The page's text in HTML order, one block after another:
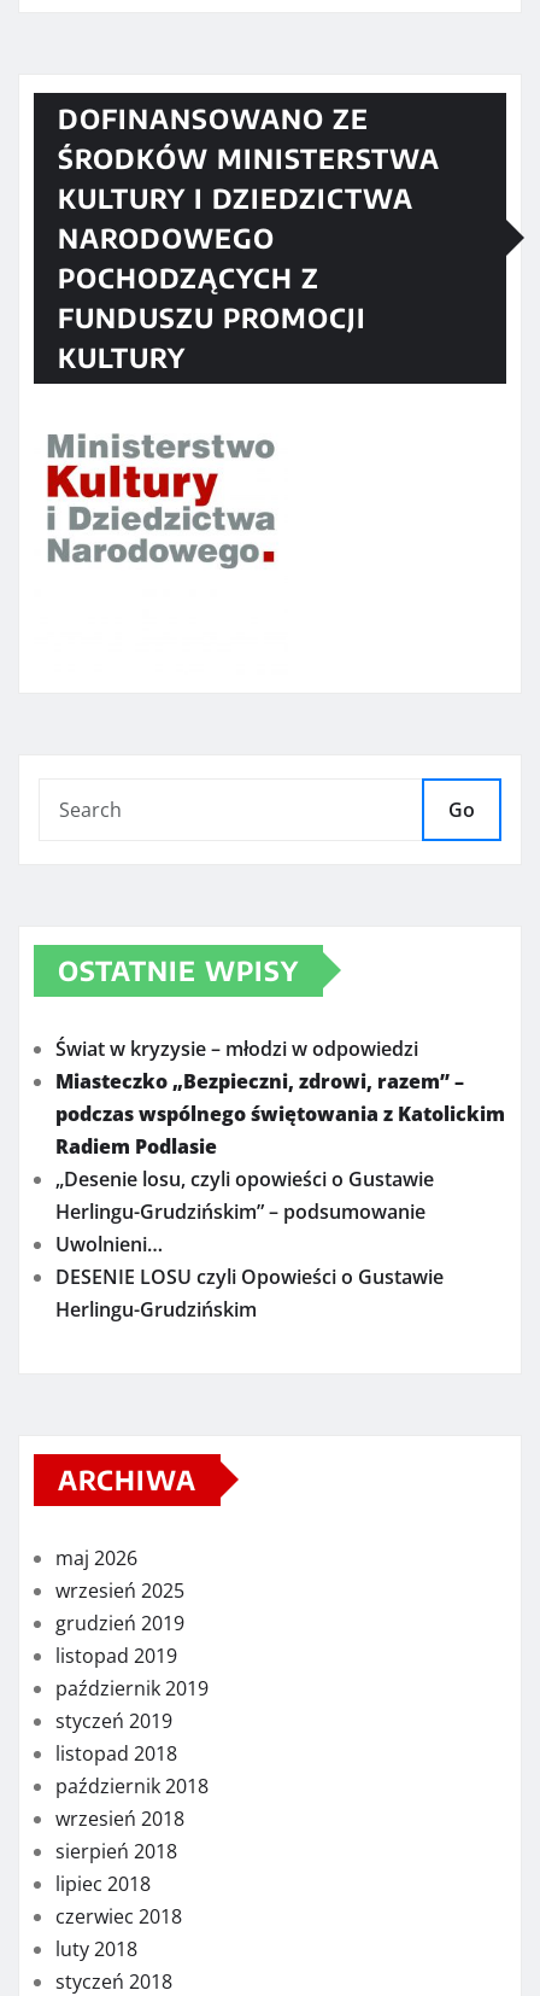
DOFINANSOWANO ZE
ŚRODKÓW MINISTERSTWA
KULTURY I DZIEDZICTWA
NARODOWEGO
POCHODZĄCYCH Z
FUNDUSZU PROMOCJI
KULTURY
Go
OSTATNIE WPISY
Świat w kryzysie – młodzi w odpowiedzi
Miasteczko „Bezpieczni, zdrowi, razem” –
podczas wspólnego świętowania z Katolickim
Radiem Podlasie
„Desenie losu, czyli opowieści o Gustawie
Herlingu-Grudzińskim” – podsumowanie
Uwolnieni…
DESENIE LOSU czyli Opowieści o Gustawie
Herlingu-Grudzińskim
ARCHIWA
maj 2026
wrzesień 2025
grudzień 2019
listopad 2019
październik 2019
styczeń 2019
listopad 2018
październik 2018
wrzesień 2018
sierpień 2018
lipiec 2018
czerwiec 2018
luty 2018
styczeń 2018